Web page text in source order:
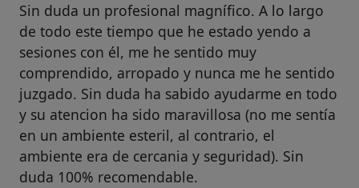
Sin duda un profesional magnífico. A lo largo
de todo este tiempo que he estado yendo a
sesiones con él, me he sentido muy
comprendido, arropado y nunca me he sentido
juzgado. Sin duda ha sabido ayudarme en todo
y su atencion ha sido maravillosa (no me sentía
en un ambiente esteril, al contrario, el
ambiente era de cercania y seguridad). Sin
duda 100% recomendable.